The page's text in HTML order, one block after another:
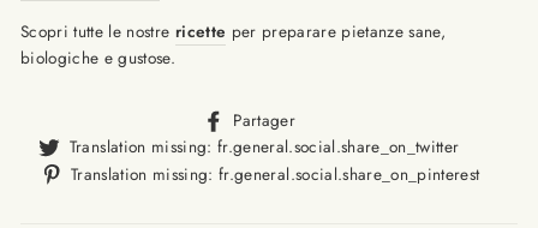
Scopri tutte le nostre ricette per preparare pietanze sane,
biologiche e gustose.
Partager
missing:
Translation missing: fr.general.social.share_on_twitter
missing:
Translation missing: fr.general.social.share_on_pinterest